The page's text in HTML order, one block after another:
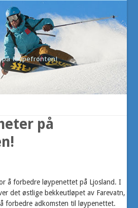
på løypefronten!
på
å forbedre løypenettet på Ljosland. I
det østlige bekkeutløpet av Farevatn,
forbedre adkomsten til løypenettet.